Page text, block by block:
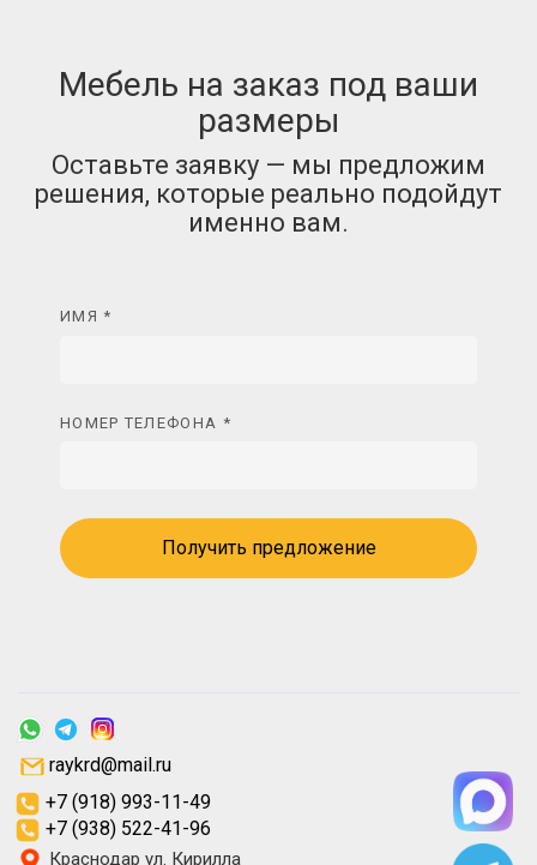
Мебель на заказ под ваши
размеры
Оставьте заявку — мы предложим
решения, которые реально подойдут
именно вам.
ИМЯ *
НОМЕР ТЕЛЕФОНА *
Получить предложение
Краснодар ул. Кирилла
+7 (918) 993-11-49
+7 (938) 522-41-96
raykrd@mail.ru